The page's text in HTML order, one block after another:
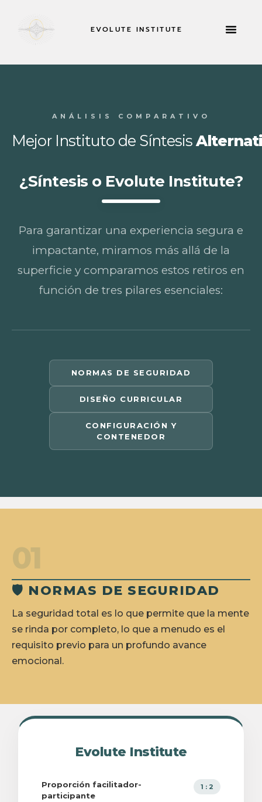
EVOLUTE INSTITUTE
ANÁLISIS COMPARATIVO
Mejor Instituto de Síntesis
¿Síntesis o Evolute Institute?
Para garantizar una experiencia segura e
impactante, miramos más allá de la
superficie y comparamos estos retiros en
función de tres pilares esenciales:
NORMAS DE SEGURIDAD
DISEÑO CURRICULAR
CONFIGURACIÓN Y
CONTENEDOR
01
🛡️ NORMAS DE SEGURIDAD
La seguridad total es lo que permite que la mente
se rinda por completo, lo que a menudo es el
requisito previo para un profundo avance
emocional.
Evolute Institute
Proporción facilitador-
participante
1 : 2